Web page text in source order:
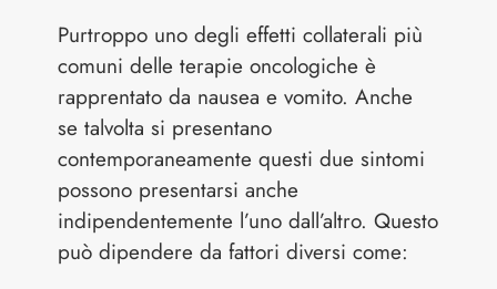
Purtroppo uno degli effetti collaterali più
comuni delle terapie oncologiche è
rapprentato da nausea e vomito. Anche
se talvolta si presentano
contemporaneamente questi due sintomi
possono presentarsi anche
indipendentemente l’uno dall’altro. Questo
può dipendere da fattori diversi come: